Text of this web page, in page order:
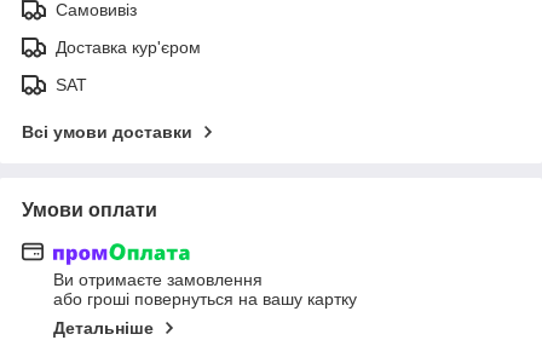
Самовивіз
Доставка кур'єром
SAT
Всі умови доставки
Умови оплати
Ви отримаєте замовлення
або гроші повернуться на вашу картку
Детальніше